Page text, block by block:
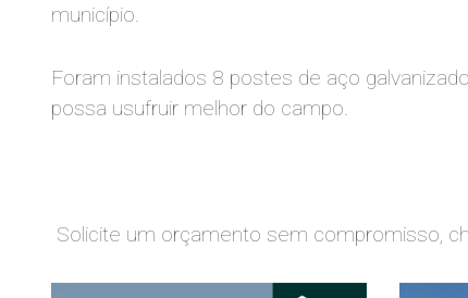
município.
Foram instalados 8 postes de aço
possa usufruir melhor do campo.
Solicite um orçamento sem compromisso,